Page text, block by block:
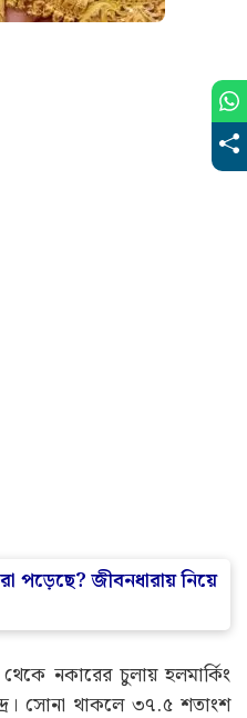
পড়েছে? জীবনধারায় নিয়ে
নকারের চুলায় হলমার্কিং
সোনা থাকলে ৩৭.৫ শতাংশ